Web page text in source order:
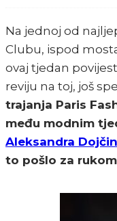
Na jednoj od
Clubu, ispod
ovaj tjedan
reviju na toj, još
trajanja Paris
među modnim
Aleksandra
to pošlo za rukom